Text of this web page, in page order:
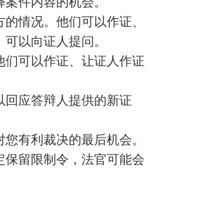
情况。他们可以作证、
可以向证人提问。
可以作证、让证人作证
应答辩人提供的新证
有利裁决的最后机会。
保留限制令，法官可能会